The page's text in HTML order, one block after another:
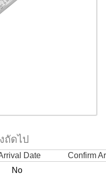
ถัดไป
Date
Confirm
No